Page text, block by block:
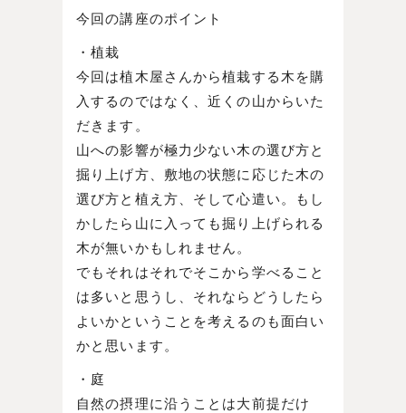
今回の講座のポイント
・植栽
今回は植木屋さんから植栽する木を購
入するのではなく、近くの山からいた
だきます。
山への影響が極力少ない木の選び方と
掘り上げ方、敷地の状態に応じた木の
選び方と植え方、そして心遣い。もし
かしたら山に入っても掘り上げられる
木が無いかもしれません。
でもそれはそれでそこから学べること
は多いと思うし、それならどうしたら
よいかということを考えるのも面白い
かと思います。
・庭
自然の摂理に沿うことは大前提だけ